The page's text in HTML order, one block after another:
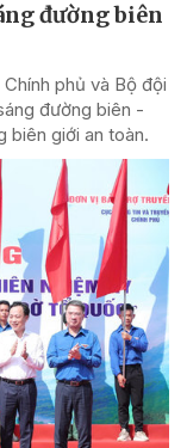
đường biên
phủ và Bộ đội
đường biên -
biên giới an toàn.